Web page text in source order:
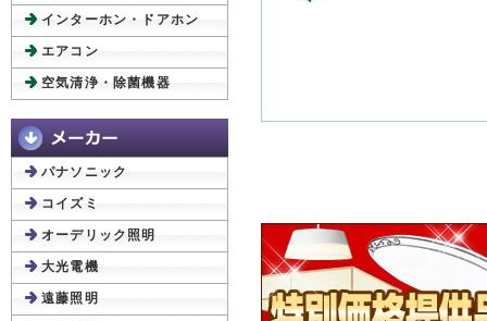
インターホン・ドアホン
エアコン
空気清浄・除菌機器
パナソニック
コイズミ
オーデリック照明
大光電機
遠藤照明